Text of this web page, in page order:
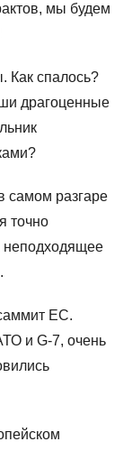
мы будем
Как спалось?
драгоценные
самом разгаре
точно
ЕС.
и G-7, очень